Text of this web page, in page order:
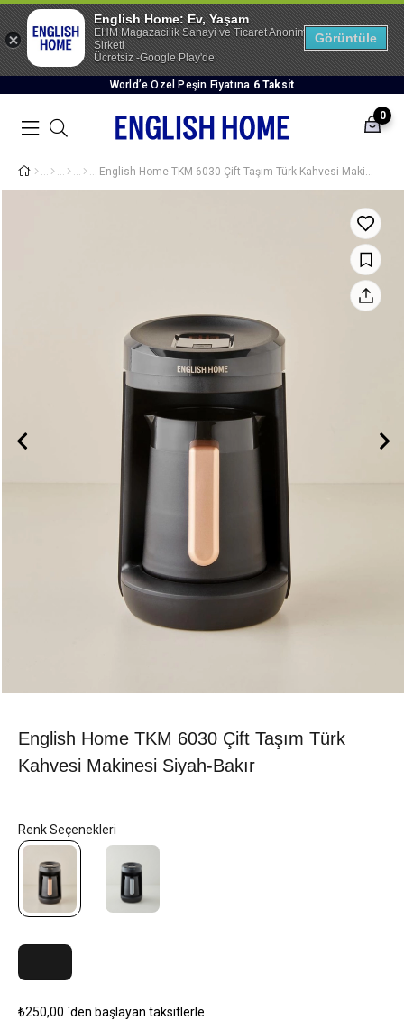
World’e Özel Peşin Fiyatına 6 Taksit
0
English Home TKM 6030 Çift Taşım Türk Kahvesi Makinesi Siyah-Bakır
English Home TKM 6030 Çift Taşım Türk
Kahvesi Makinesi Siyah-Bakır
₺250,00 `den başlayan taksitlerle
English Home: Ev, Yaşam
EHM Magazacilik Sanayi ve Ticaret Anonim
Sirketi
Ücretsiz -Google Play'de
Görüntüle